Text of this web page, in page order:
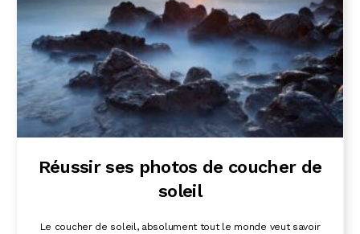
Réussir ses photos de coucher de
soleil
Le coucher de soleil, absolument tout le monde veut savoir